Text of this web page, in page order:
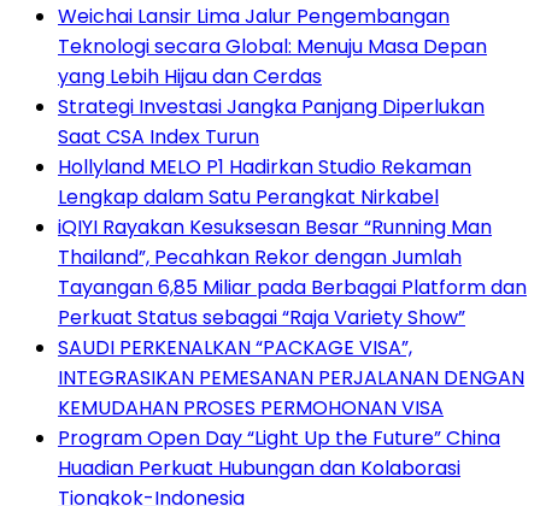
Weichai Lansir Lima Jalur Pengembangan
Teknologi secara Global: Menuju Masa Depan
yang Lebih Hijau dan Cerdas
Strategi Investasi Jangka Panjang Diperlukan
Saat CSA Index Turun
Hollyland MELO P1 Hadirkan Studio Rekaman
Lengkap dalam Satu Perangkat Nirkabel
iQIYI Rayakan Kesuksesan Besar “Running Man
Thailand”, Pecahkan Rekor dengan Jumlah
Tayangan 6,85 Miliar pada Berbagai Platform dan
Perkuat Status sebagai “Raja Variety Show”
SAUDI PERKENALKAN “PACKAGE VISA”,
INTEGRASIKAN PEMESANAN PERJALANAN DENGAN
KEMUDAHAN PROSES PERMOHONAN VISA
Program Open Day “Light Up the Future” China
Huadian Perkuat Hubungan dan Kolaborasi
Tiongkok-Indonesia